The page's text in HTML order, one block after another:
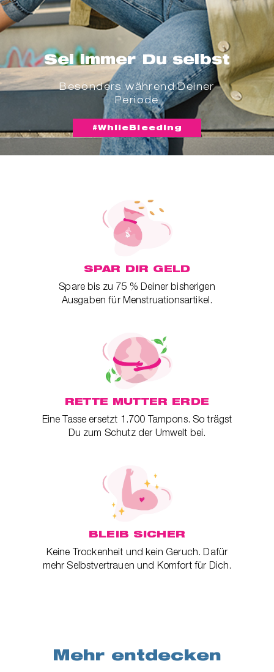
Sei immer Du selbst
Besonders während Deiner
Periode
#WhileBleeding
SPAR DIR GELD
Spare bis zu 75 % Deiner bisherigen
Ausgaben für Menstruationsartikel.
RETTE MUTTER ERDE
Eine Tasse ersetzt 1.700 Tampons. So trägst
Du zum Schutz der Umwelt bei.
BLEIB SICHER
Keine Trockenheit und kein Geruch. Dafür
mehr Selbstvertrauen und Komfort für Dich.
Mehr entdecken